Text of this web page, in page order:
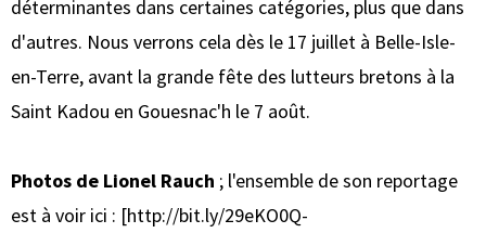
déterminantes dans certaines catégories, plus que dans
d'autres. Nous verrons cela dès le 17 juillet à Belle-Isle-
en-Terre, avant la grande fête des lutteurs bretons à la
Saint Kadou en Gouesnac'h le 7 août.
Photos de Lionel Rauch ; l'ensemble de son reportage
est à voir ici : [http://bit.ly/29eKO0Q-